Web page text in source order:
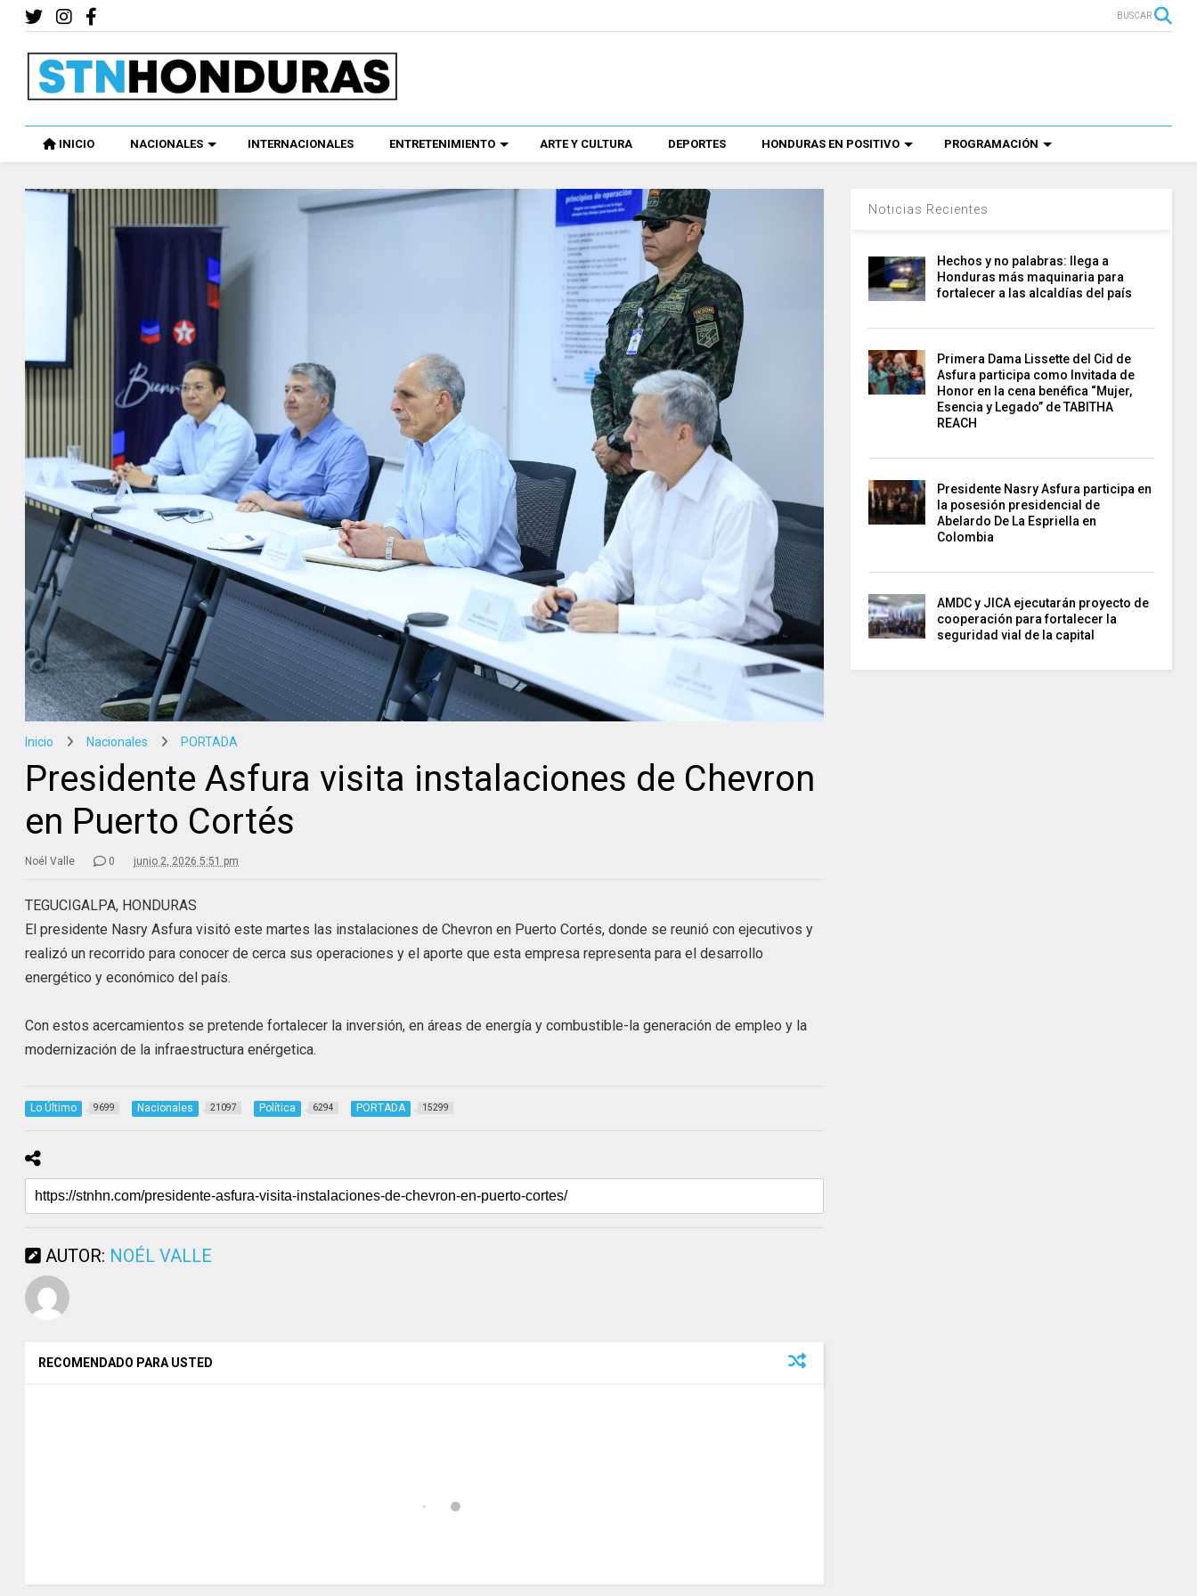
BUSCAR
INICIO NACIONALES INTERNACIONALES ENTRETENIMIENTO ARTE Y CULTURA DEPORTES HONDURAS EN POSITIVO PROGRAMACIÓN
Inicio Nacionales PORTADA
Presidente Asfura visita instalaciones de Chevron
en Puerto Cortés
Noél Valle 0 junio 2, 2026 5:51 pm
TEGUCIGALPA, HONDURAS
El presidente Nasry Asfura visitó este martes las instalaciones de Chevron en Puerto Cortés, donde se reunió con ejecutivos y
realizó un recorrido para conocer de cerca sus operaciones y el aporte que esta empresa representa para el desarrollo
energético y económico del país.
Con estos acercamientos se pretende fortalecer la inversión, en áreas de energía y combustible-la generación de empleo y la
modernización de la infraestructura enérgetica.
Lo Último 9699 Nacionales 21097 Política 6294 PORTADA 15299
AUTOR: NOÉL VALLE
RECOMENDADO PARA USTED
Noticias Recientes
Hechos y no palabras: llega a
Honduras más maquinaria para
fortalecer a las alcaldías del país
Primera Dama Lissette del Cid de
Asfura participa como Invitada de
Honor en la cena benéfica “Mujer,
Esencia y Legado” de TABITHA
REACH
Presidente Nasry Asfura participa en
la posesión presidencial de
Abelardo De La Espriella en
Colombia
AMDC y JICA ejecutarán proyecto de
cooperación para fortalecer la
seguridad vial de la capital